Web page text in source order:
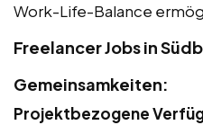
Work-Life-Balance
Freelancer Jobs in
Gemeinsamkeiten:
Projektbezogene